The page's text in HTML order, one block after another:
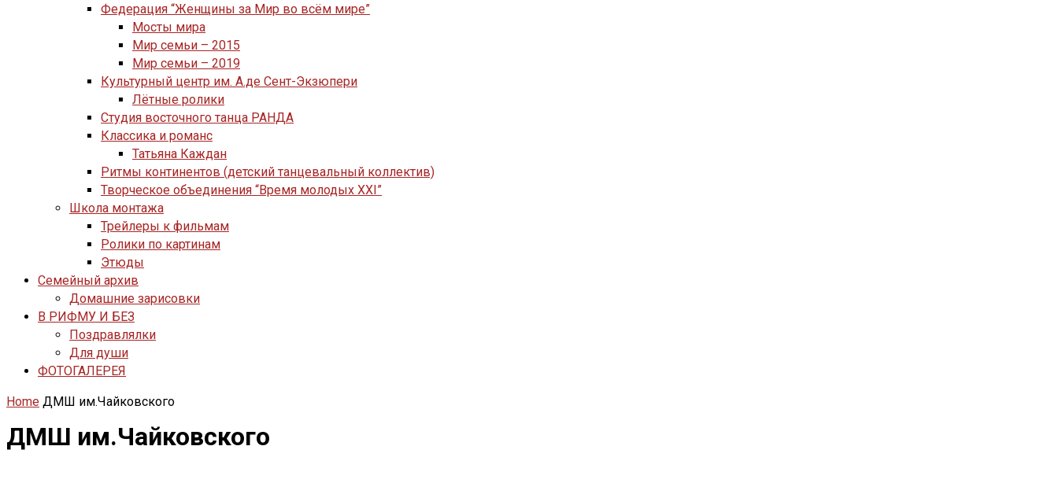
Федерация “Женщины за Мир во всём мире”
Мосты мира
Мир семьи – 2015
Мир семьи – 2019
Культурный центр им. А.де Сент-Экзюпери
Лётные ролики
Студия восточного танца РАНДА
Классика и романс
Татьяна Каждан
Ритмы континентов (детский танцевальный коллектив)
Творческое объединения “Время молодых XXI”
Школа монтажа
Трейлеры к фильмам
Ролики по картинам
Этюды
Семейный архив
Домашние зарисовки
В РИФМУ И БЕЗ
Поздравлялки
Для души
ФОТОГАЛЕРЕЯ
Home ДМШ им.Чайковского
ДМШ им.Чайковского